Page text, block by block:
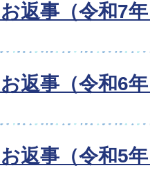
返事（令和7
返事（令和6
返事（令和5